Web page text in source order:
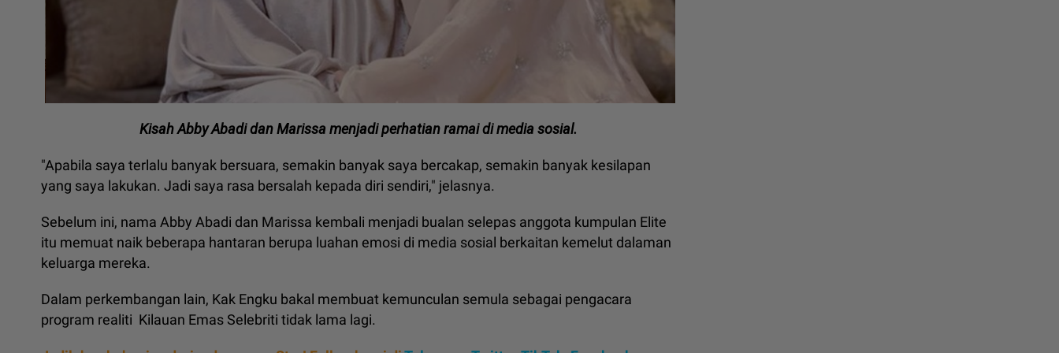
Kisah Abby Abadi dan Marissa menjadi perhatian ramai di media sosial.
"Apabila saya terlalu banyak bersuara, semakin banyak saya bercakap, semakin banyak kesilapan
yang saya lakukan. Jadi saya rasa bersalah kepada diri sendiri," jelasnya.
Sebelum ini, nama Abby Abadi dan Marissa kembali menjadi bualan selepas anggota kumpulan Elite
itu memuat naik beberapa hantaran berupa luahan emosi di media sosial berkaitan kemelut dalaman
keluarga mereka.
Dalam perkembangan lain, Kak Engku bakal membuat kemunculan semula sebagai pengacara
program realiti Kilauan Emas Selebriti tidak lama lagi.